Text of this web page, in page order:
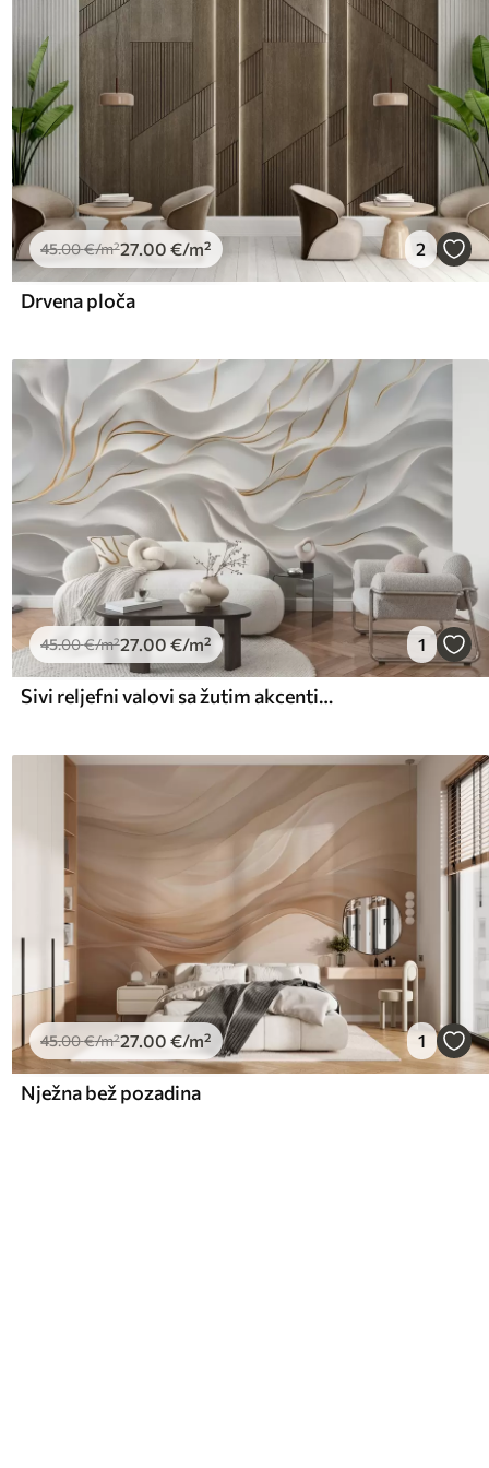
45.00€/m²27.00 €/m² 2
Drvena ploča
45.00€/m²27.00€/m² 1
Sivi reljefni valovi sa žutim akcentima
45.00€/m²27.00 €/m² 1
Nježna bež pozadina